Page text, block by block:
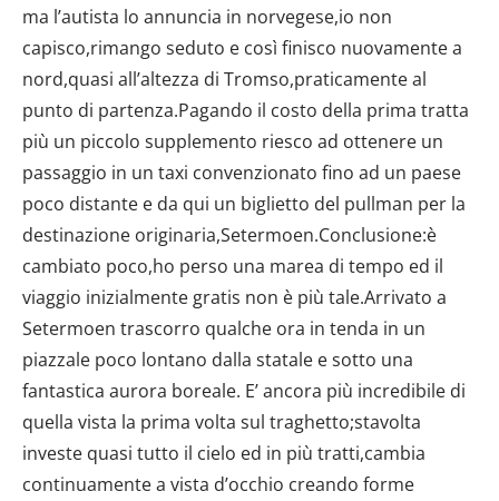
ma l’autista lo annuncia in norvegese,io non
capisco,rimango seduto e così finisco nuovamente a
nord,quasi all’altezza di Tromso,praticamente al
punto di partenza.Pagando il costo della prima tratta
più un piccolo supplemento riesco ad ottenere un
passaggio in un taxi convenzionato fino ad un paese
poco distante e da qui un biglietto del pullman per la
destinazione originaria,Setermoen.Conclusione:è
cambiato poco,ho perso una marea di tempo ed il
viaggio inizialmente gratis non è più tale.Arrivato a
Setermoen trascorro qualche ora in tenda in un
piazzale poco lontano dalla statale e sotto una
fantastica aurora boreale. E’ ancora più incredibile di
quella vista la prima volta sul traghetto;stavolta
investe quasi tutto il cielo ed in più tratti,cambia
continuamente a vista d’occhio creando forme